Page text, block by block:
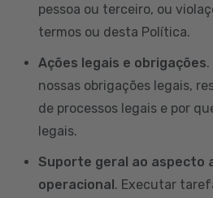
pessoa ou terceiro, ou
termos ou desta Política.
Ações legais e obrigações
nossas obrigações legais,
de processos legais e por
legais.
Suporte geral ao aspecto
operacional. Executar